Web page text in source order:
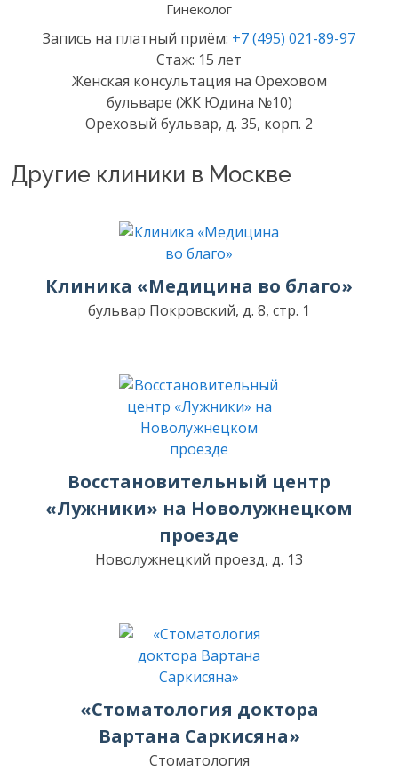
Гинеколог
Запись на платный приём: +7 (495) 021-89-97
Стаж: 15 лет
Женская консультация на Ореховом
бульваре (ЖК Юдина №10)
Ореховый бульвар, д. 35, корп. 2
Другие клиники в Москве
Клиника «Медицина во благо»
бульвар Покровский, д. 8, стр. 1
Восстановительный центр
«Лужники» на Новолужнецком
проезде
Новолужнецкий проезд, д. 13
«Стоматология доктора
Вартана Саркисяна»
Стоматология